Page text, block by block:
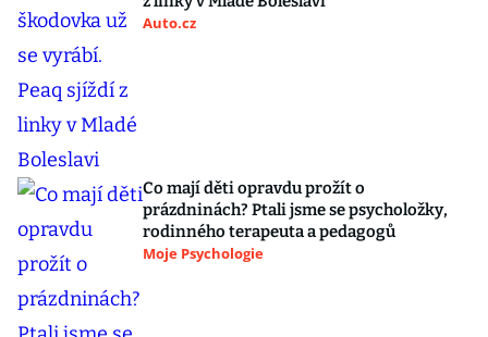
Auto.cz
Co mají děti opravdu prožít o
prázdninách? Ptali jsme se psycholožky,
rodinného terapeuta a pedagogů
Moje Psychologie